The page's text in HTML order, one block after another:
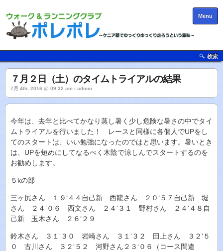
Menu
検索
７月２日（土）のタイムトライアルの結果
7月 4th, 2016 @ 09:32 am › admin
今年は、去年と比べてかなり蒸し暑く少し危険な暑さの中でタイ
ムトライアルを行いました！ レースと同様に各個人でUPをし
てのスタートは、いい勉強になったのではと思います。暑いとき
は、UPを短めにしてなるべく木陰で涼しんでスタートするのを
お勧めします。
５kの部
三ヶ尻さん １９‘４４自己新 西龍さん ２０‘５７自己新 堀
さん ２４‘０６ 西文さん ２４‘３１ 野村さん ２４‘４８自
己新 玉木さん ２６‘２９
鈴木さん ３１‘３０ 岩崎さん ３１‘３２ 田上さん ３２‘５
０ 古川さん ３２‘５２ 河野さん２３‘０６（コース間違